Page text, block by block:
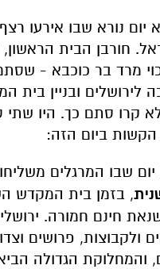
נורא שבו אירעו רצף
חורבן הבית הראשון,
מרד בר כוכבא -
לירושלים ובניין בית
קרו סתם כך. היו שתי
הקשות ביום הזה:
יום שבו המרגלים
, בזמן בית המקדש
חינם חמורה.
ולקבוצות, פרושים
והמחלוקת הגדולה